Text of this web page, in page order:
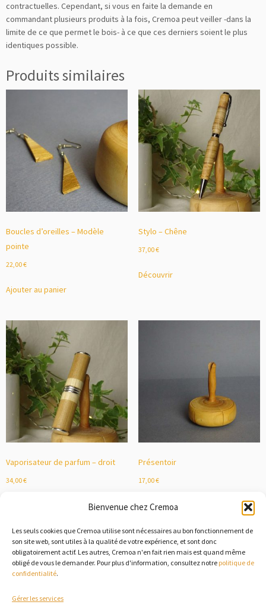
Bienvenue chez Cremoa
Les seuls cookies que Cremoa utilise sont nécessaires au bon fonctionnement de
son site web, sont utiles à la qualité de votre expérience, et sont donc
obligatoirement actif. Les autres, Cremoa n'en fait rien mais est quand même
obligé de vous le demander. Pour plus d'information, consultez notre politique de
confidentialité.
Gérer les services
contractuelles. Cependant, si vous en faite la demande en
commandant plusieurs produits à la fois, Cremoa peut veiller -dans la
limite de ce que permet le bois- à ce que ces derniers soient le plus
identiques possible.
Produits similaires
Boucles d’oreilles – Modèle
pointe
22,00€
Ajouter au panier
Stylo – Chêne
37,00€
Découvrir
Vaporisateur de parfum – droit
34,00€
Présentoir
17,00€
Découvrir